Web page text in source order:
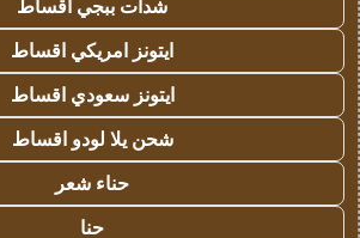
شدات ببجي اقساط
ايتونز امريكي اقساط
ايتونز سعودي اقساط
شحن يلا لودو اقساط
حناء شعر
حنا